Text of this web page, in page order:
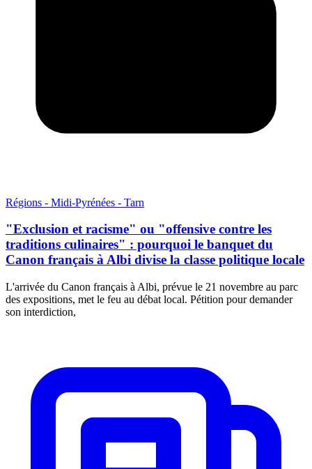
Régions - Midi-Pyrénées - Tarn
"Exclusion et racisme" ou "offensive contre les
traditions culinaires" : pourquoi le banquet du
Canon français à Albi divise la classe politique locale
L'arrivée du Canon français à Albi, prévue le 21 novembre au parc
des expositions, met le feu au débat local. Pétition pour demander
son interdiction,